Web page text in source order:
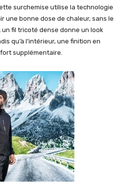
surchemise utilise la technologie
une bonne dose de chaleur, sans le
un fil tricoté dense donne un look
qu’à l’intérieur, une finition en
supplémentaire.